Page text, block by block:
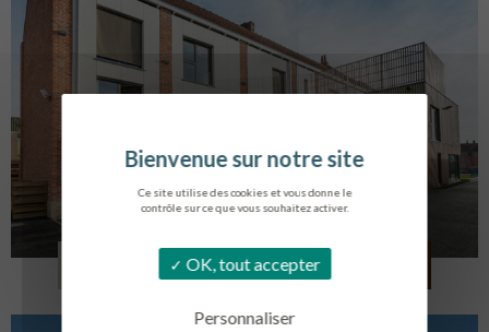
Ce site utilise des cookies et vous donne le
contrôle sur ce que vous souhaitez activer.
OK, tout accepter
Personnaliser
LOG. JEUNES TRAVAILLEURS